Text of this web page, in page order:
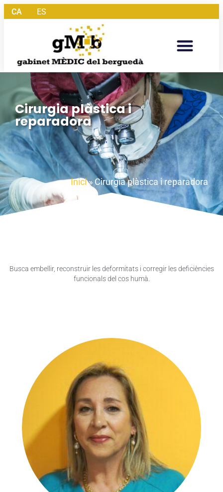
CA ES
Cirurgia plàstica i
reparadora
Inici»Cirurgia plàstica i reparadora
Busca embellir, reconstruir les deformitats i corregir les deficiències
funcionals del cos humà.